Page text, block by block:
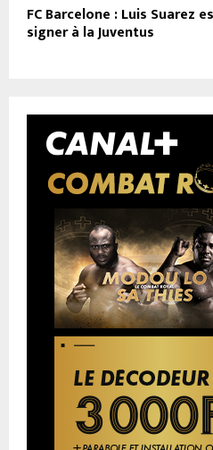
FC Barcelone : Luis Suarez
signer à la Juventus